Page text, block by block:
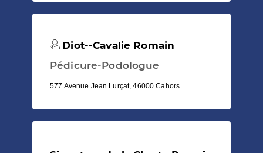
Diot--Cavalie Romain
Pédicure-Podologue
577 Avenue Jean Lurçat, 46000 Cahors